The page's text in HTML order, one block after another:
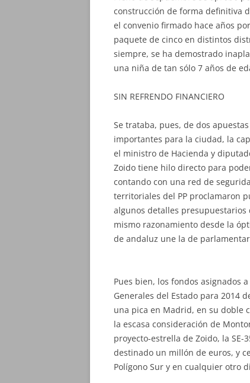
construcción de forma definitiva
el convenio firmado hace años
paquete de cinco en distintos
siempre, se ha demostrado
una niña de tan sólo 7 años de
SIN REFRENDO FINANCIERO
Se trataba, pues, de dos
importantes para la ciudad, la
el ministro de Hacienda y
Zoido tiene hilo directo para
contando con una red de
territoriales del PP proclamaron
algunos detalles
mismo razonamiento desde la
de andaluz une la de
Pues bien, los fondos asignados
Generales del Estado para 2014
una pica en Madrid, en su doble
la escasa consideración de
proyecto-estrella de Zoido, la
destinado un millón de euros, y
Polígono Sur y en cualquier otro